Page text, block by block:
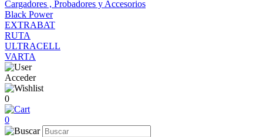
Cargadores , Probadores y Accesorios
Black Power
EXTRABAT
RUTA
ULTRACELL
VARTA
Acceder
0
0